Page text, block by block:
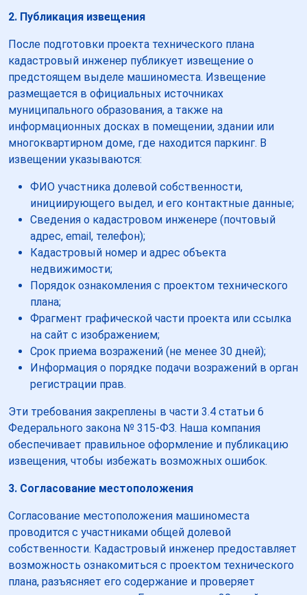
2. Публикация извещения
После подготовки проекта технического плана
кадастровый инженер публикует извещение о
предстоящем выделе машиноместа. Извещение
размещается в официальных источниках
муниципального образования, а также на
информационных досках в помещении, здании или
многоквартирном доме, где находится паркинг. В
извещении указываются:
ФИО участника долевой собственности,
инициирующего выдел, и его контактные данные;
Сведения о кадастровом инженере (почтовый
адрес, email, телефон);
Кадастровый номер и адрес объекта
недвижимости;
Порядок ознакомления с проектом технического
плана;
Фрагмент графической части проекта или ссылка
на сайт с изображением;
Срок приема возражений (не менее 30 дней);
Информация о порядке подачи возражений в орган
регистрации прав.
Эти требования закреплены в части 3.4 статьи 6
Федерального закона № 315-ФЗ. Наша компания
обеспечивает правильное оформление и публикацию
извещения, чтобы избежать возможных ошибок.
3. Согласование местоположения
Согласование местоположения машиноместа
проводится с участниками общей долевой
собственности. Кадастровый инженер предоставляет
возможность ознакомиться с проектом технического
плана, разъясняет его содержание и проверяет